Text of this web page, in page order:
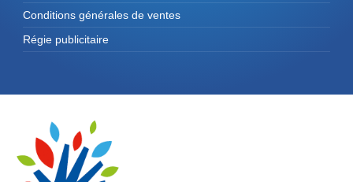
Conditions générales de ventes
Régie publicitaire